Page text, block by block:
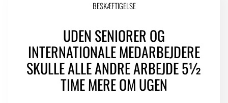
KONTAKT OG PRESSE
BESKÆFTIGELSE
UDEN SENIORER OG
INTERNATIONALE MEDARBEJDERE
SKULLE ALLE ANDRE ARBEJDE 5½
TIME MERE OM UGEN